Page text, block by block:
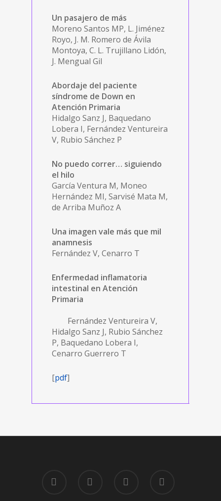
Un pasajero de más
Moreno Santos MP, L. Jiménez
Royo, J. M. Romero de Ávila
Montoya, C. L. Trujillano Lidón,
J. Mengual Gil
Abordaje del paciente
síndrome de Down en
Atención Primaria
Hidalgo Sanz J, Baquedano
Lobera I, Fernández Ventureira
V, Rubio Sánchez P
No puedo correr… siguiendo
el hilo
García Ventura M, Moneo
Hernández MI, Sarvisé Mata M,
de Arriba Muñoz A
Una imagen vale más que mil
anamnesis
Fernández V, Cenarro T
Enfermedad inflamatoria
intestinal en Atención
Primaria
Fernández Ventureira V,
Hidalgo Sanz J, Rubio Sánchez
P, Baquedano Lobera I,
Cenarro Guerrero T
[pdf]